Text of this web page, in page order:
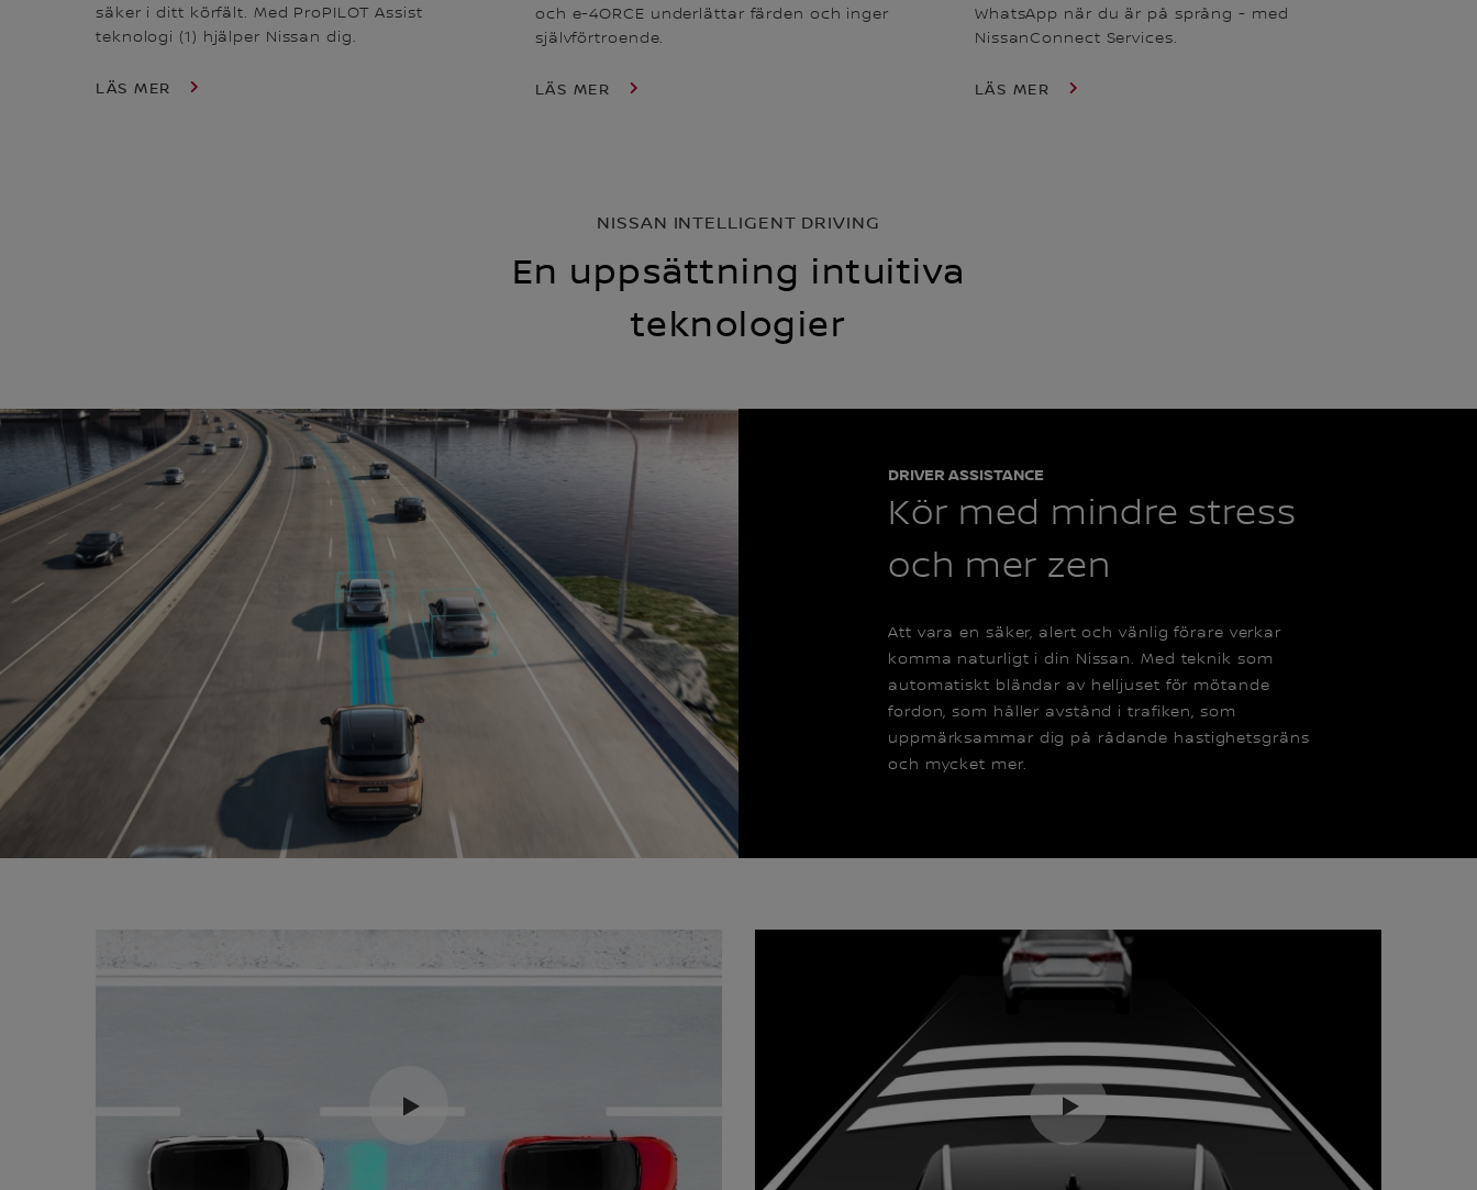
säker i ditt körfält. Med ProPILOT Assist
teknologi (1) hjälper Nissan dig.
LÄS MER
och e-4ORCE underlättar färden och inger
självförtroende.
LÄS MER
WhatsApp när du är på språng - med
NissanConnect Services.
LÄS MER
NISSAN INTELLIGENT DRIVING
En uppsättning intuitiva
teknologier
DRIVER ASSISTANCE
Kör med mindre stress
och mer zen
Att vara en säker, alert och vänlig förare verkar
komma naturligt i din Nissan. Med teknik som
automatiskt bländar av helljuset för mötande
fordon, som håller avstånd i trafiken, som
uppmärksammar dig på rådande hastighetsgräns
och mycket mer.